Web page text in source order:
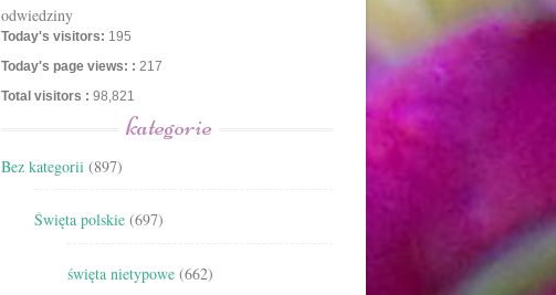
odwiedziny
Today's visitors: 195
Today's page views: : 217
Total visitors : 98,821
kategorie
Bez kategorii (897)
Święta polskie (697)
święta nietypowe (662)